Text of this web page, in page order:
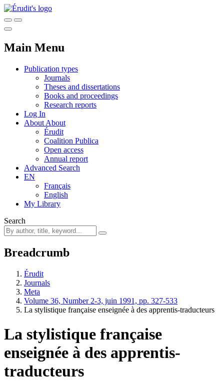
Main Menu
Publication types
Journals
Theses and dissertations
Books and proceedings
Research reports
Log In
About About
Érudit
Coalition Publica
Open access
Annual report
Advanced Search
EN
Français
English
My Library
Search
Breadcrumb
Érudit
Journals
Meta
Volume 36, Number 2-3, juin 1991, pp. 327-533
La stylistique française enseignée à des apprentis-traducteurs
La stylistique française
enseignée à des apprentis-
traducteurs